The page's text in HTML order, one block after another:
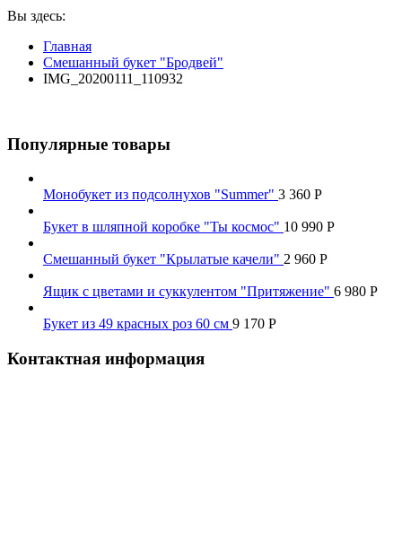
Вы здесь:
Главная
Смешанный букет "Бродвей"
IMG_20200111_110932
Популярные товары
Монобукет из подсолнухов "Summer" 3 360 Р
Букет в шляпной коробке "Ты космос" 10 990 Р
Смешанный букет "Крылатые качели" 2 960 Р
Ящик с цветами и суккулентом "Притяжение" 6 980 Р
Букет из 49 красных роз 60 см 9 170 Р
Контактная информация